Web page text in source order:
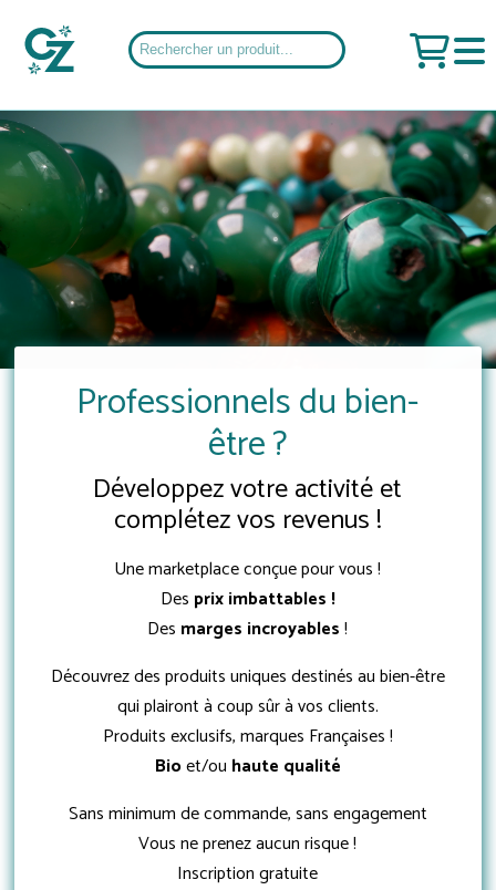
Professionnels du bien-
être ?
Développez votre activité et
complétez vos revenus !
Une marketplace conçue pour vous !
Des prix imbattables !
Des marges incroyables!
Découvrez des produits uniques destinés au bien-être
qui plairont à coup sûr à vos clients.
Produits exclusifs, marques Françaises !
Bioet/ou haute qualité
Sans minimum de commande, sans engagement
Vous ne prenez aucun risque !
Inscription gratuite